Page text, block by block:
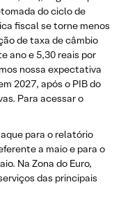
do ciclo de
fiscal se torne menos
de taxa de câmbio
ano e 5,30 reais por
nossa expectativa
2027, após o PIB do
Para acessar o
para o relatório
a maio e para o
Na Zona do Euro,
das principais